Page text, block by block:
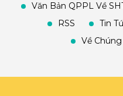
Văn Bản QPPL Về
RSS
Tin
Về Chúng